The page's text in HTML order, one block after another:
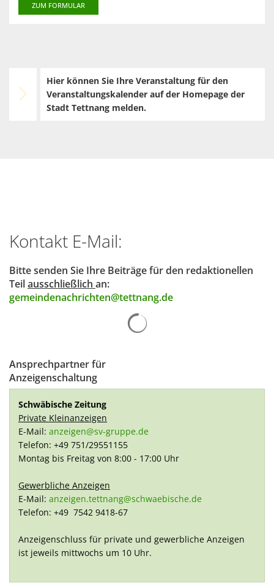
ZUM FORMULAR
Hier können Sie Ihre Veranstaltung für den
Veranstaltungskalender auf der Homepage der
Stadt Tettnang melden.
Kontakt E-Mail:
Bitte senden Sie Ihre Beiträge für den redaktionellen
Teilausschließlich an:
gemeindenachrichten@tettnang.de
Ansprechpartner für
Anzeigenschaltung
Schwäbische Zeitung
Private Kleinanzeigen
E-Mail: anzeigen@sv-gruppe.de
Telefon: +49 751/29551155
Montag bis Freitag von 8:00 - 17:00 Uhr
Gewerbliche Anzeigen
E-Mail: anzeigen.tettnang@schwaebische.de
Telefon: +49 7542 9418-67
Anzeigenschluss für private und gewerbliche Anzeigen
ist jeweils mittwochs um 10 Uhr.